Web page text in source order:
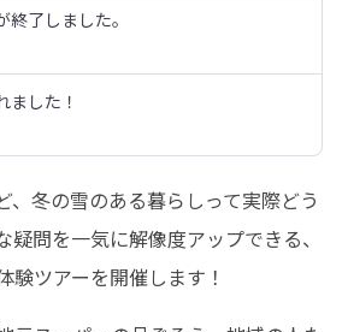
了しました。
ました！
、冬の雪のある暮らしって実際どう
疑問を一気に解像度アップできる、
験ツアーを開催します！